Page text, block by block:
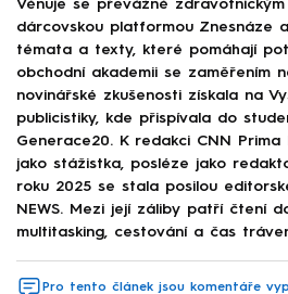
Věnuje se převážně zdravotnickým
dárcovskou platformou Znesnáze
témata a texty, které pomáhají
obchodní akademii se zaměřením
novinářské zkušenosti získala na
publicistiky, kde přispívala do
Generace20. K redakci CNN Prima
jako stážistka, posléze jako
roku 2025 se stala posilou
NEWS. Mezi její záliby patří čtení
multitasking, cestování a čas
Pro tento článek jsou komentáře